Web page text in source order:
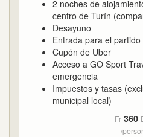
2 noches de
centro de Turín
Desayuno
Entrada para el partido
Cupón de Uber
Acceso a GO Sport
emergencia
Impuestos y tasas
municipal local)
Fr 360
/